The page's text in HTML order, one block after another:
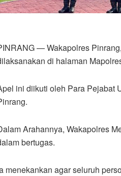
— Wakapolres
di halaman
ini diikuti oleh Para Pejabat
Arahannya, Wakapolres
bertugas.
menekankan agar seluruh